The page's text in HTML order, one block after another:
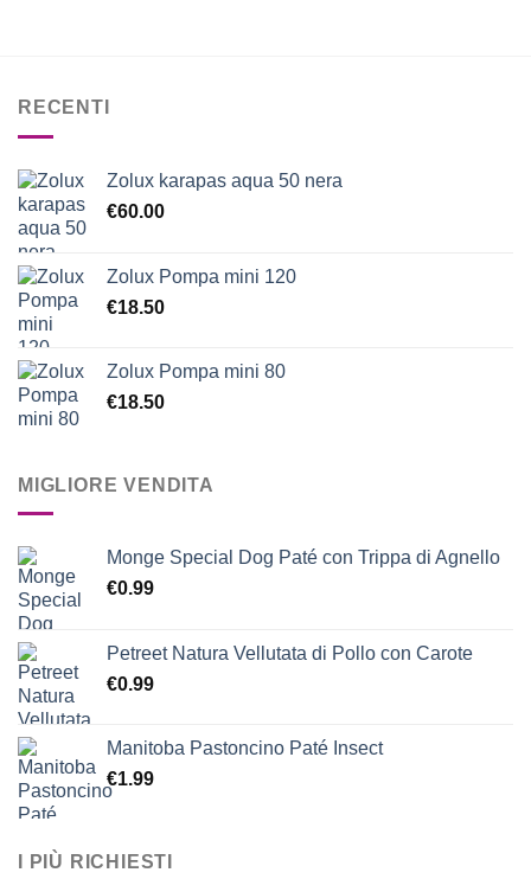
RECENTI
Zolux karapas aqua 50 nera
€60.00
Zolux Pompa mini 120
€18.50
Zolux Pompa mini 80
€18.50
MIGLIORE VENDITA
Monge Special Dog Paté con Trippa di Agnello
€0.99
Petreet Natura Vellutata di Pollo con Carote
€0.99
Manitoba Pastoncino Paté Insect
€1.99
I PIÙ RICHIESTI